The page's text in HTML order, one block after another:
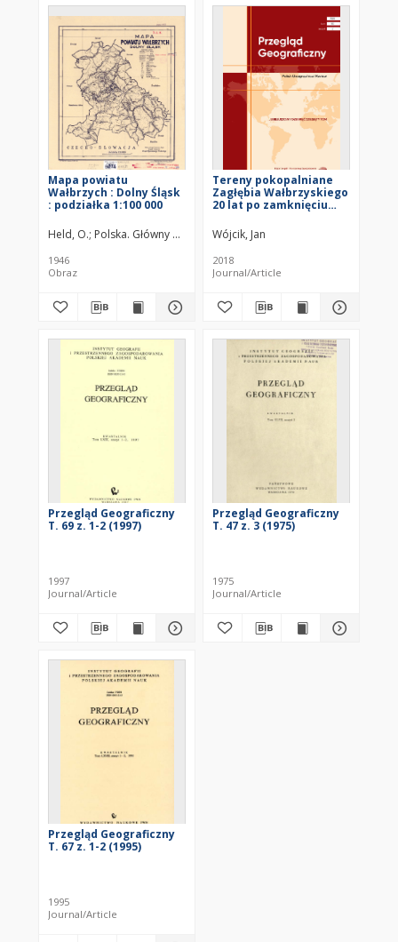
Mapa powiatu
Wałbrzych : Dolny Śląsk
: podziałka 1:100 000
Held, O. Polska. Główny Urząd Pomiarów Kraju. Wydawca
1946
Obraz
Tereny pokopalniane
Zagłębia Wałbrzyskiego
20 lat po zamknięciu
mining areas of the
Wałbrzych Basin 20
years after mine
closures
Wójcik, Jan
2018
Journal/Article
Przegląd Geograficzny
T. 69 z. 1-2 (1997)
1997
Journal/Article
Przegląd Geograficzny
T. 47 z. 3 (1975)
1975
Journal/Article
Przegląd Geograficzny
T. 67 z. 1-2 (1995)
1995
Journal/Article